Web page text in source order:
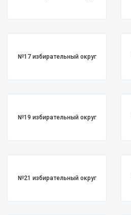
№17 избирательный округ
№19 избирательный округ
№21 избирательный округ